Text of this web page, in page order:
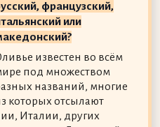
французский,
или
известен во всём
под множеством
названий, многие
которых отсылают
Италии, других